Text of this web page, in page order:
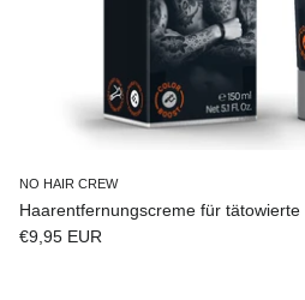
NO HAIR CREW
Haarentfernungscreme für
Normaler Preis
€9,95 EUR